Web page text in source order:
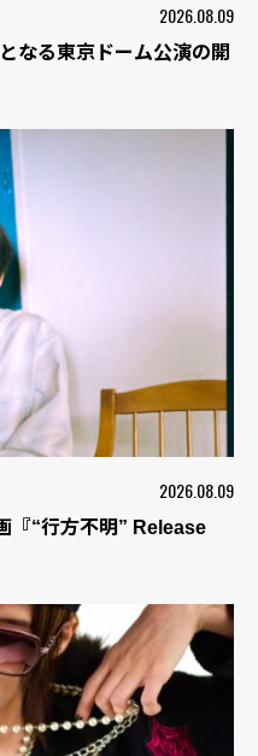
2026.08.09
なる東京ドーム公演の開
2026.08.09
『“行方不明” Release